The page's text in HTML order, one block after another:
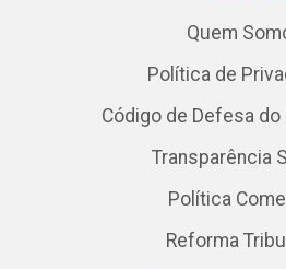
Quem
Política de
Código de Defesa
Transparência
Política
Reforma